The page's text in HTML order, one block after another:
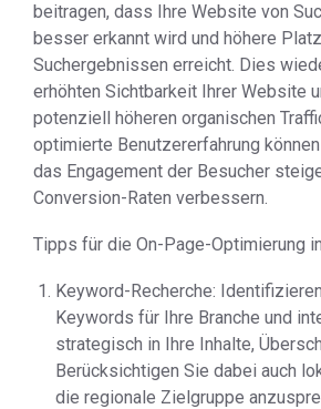
beitragen, dass Ihre Website von
besser erkannt wird und höhere
Suchergebnissen erreicht. Dies
erhöhten Sichtbarkeit Ihrer Website
potenziell höheren organischen
optimierte Benutzererfahrung
das Engagement der Besucher
Conversion-Raten verbessern.
Tipps für die On-Page-Optimierung
Keyword-Recherche:
Keywords für Ihre Branche und
strategisch in Ihre Inhalte,
Berücksichtigen Sie dabei auch
die regionale Zielgruppe